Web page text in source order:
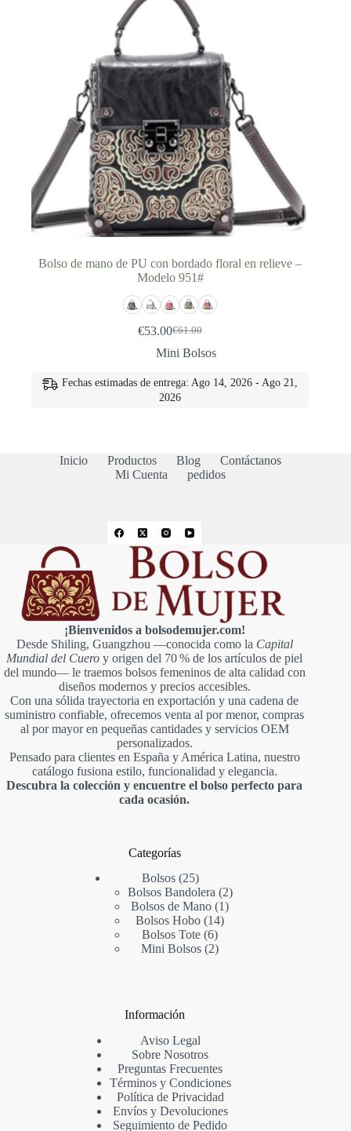
Bolso de mano de PU con bordado floral en relieve –
Modelo 951#
€61.00
El
precio
era:
€61.00.
€53.00El
precio
es:
€53.00.
Mini Bolsos
Fechas estimadas de entrega: Ago 14, 2026 - Ago 21,
2026
Inicio Productos Blog
Contáctanos
Mi Cuenta
pedidos
¡Bienvenidos a bolsodemujer.com!
Desde Shiling, Guangzhou —conocida como la Capital
Mundial del Cuero y origen del 70 % de los artículos de piel
del mundo— le traemos bolsos femeninos de alta calidad con
diseños modernos y precios accesibles.
Con una sólida trayectoria en exportación y una cadena de
suministro confiable, ofrecemos venta al por menor, compras
al por mayor en pequeñas cantidades y servicios OEM
personalizados.
Pensado para clientes en España y América Latina, nuestro
catálogo fusiona estilo, funcionalidad y elegancia.
Descubra la colección y encuentre el bolso perfecto para
cada ocasión.
Categorías
Bolsos 2525
productos
Bolsos Bandolera 22
productos
Bolsos de Mano 11
Bolsos Hobo 1414
Bolsos Tote 66
productos
Mini Bolsos 22
Información
Aviso Legal
Sobre Nosotros
Preguntas Frecuentes
Términos y Condiciones
Política de Privacidad
Envíos y Devoluciones
Seguimiento de Pedido